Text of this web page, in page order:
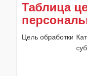
Таблица
Цель обработки